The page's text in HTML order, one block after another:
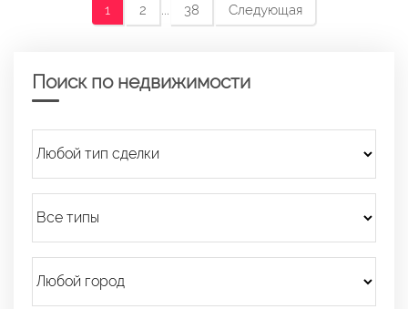
1 2 38 Следующая
Поиск по недвижимости